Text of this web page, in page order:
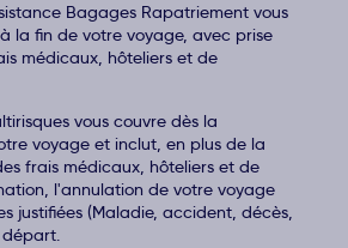
Bagages Rapatriement vous
la fin de votre voyage, avec prise
médicaux, hôteliers et de
vous couvre dès la
voyage et inclut, en plus de la
frais médicaux, hôteliers et de
l'annulation de votre voyage
justifiées (Maladie, accident, décès,